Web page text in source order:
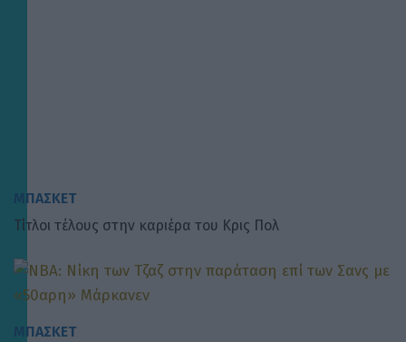
ΜΠΑΣΚΕΤ
Τίτλοι τέλους στην καριέρα του Κρις Πολ
ΜΠΑΣΚΕΤ